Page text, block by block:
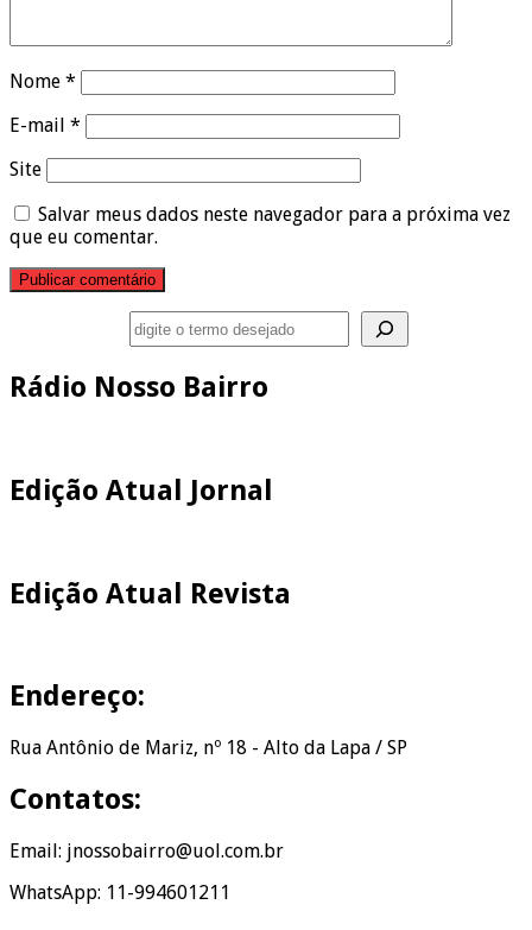
Nome *
E-mail *
Site
Salvar meus dados neste navegador para a próxima vez
que eu comentar.
Rádio Nosso Bairro
Edição Atual Jornal
Edição Atual Revista
Endereço:
Rua Antônio de Mariz, nº 18 - Alto da Lapa / SP
Contatos:
Email: jnossobairro@uol.com.br
WhatsApp: 11-994601211